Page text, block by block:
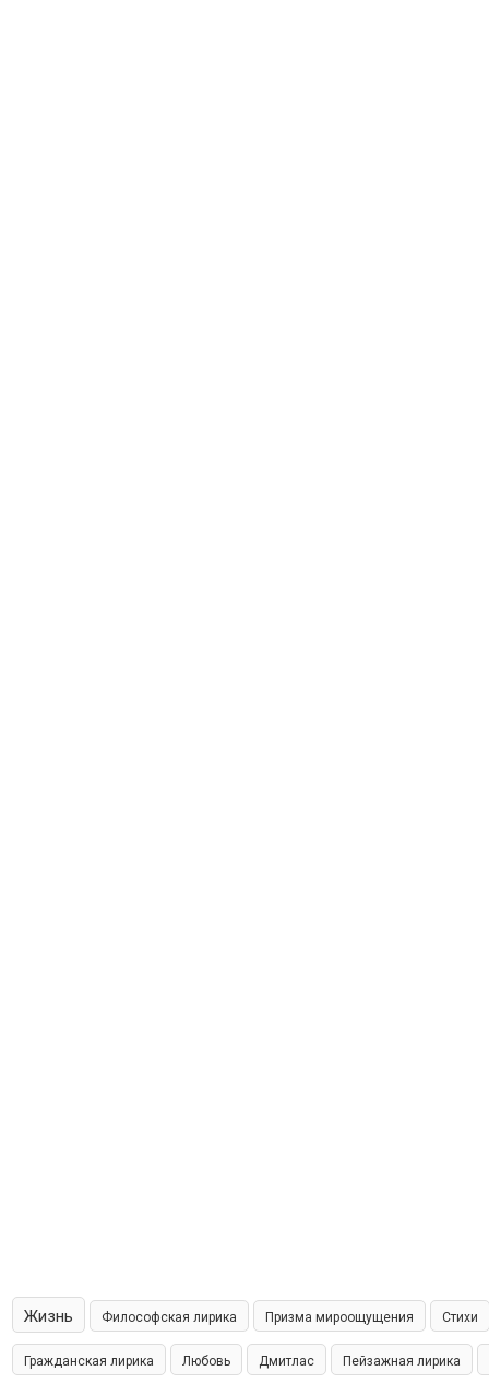
Жизнь Философская лирика Призма мироощущения Стихи
Гражданская лирика Любовь Дмитлас Пейзажная лирика